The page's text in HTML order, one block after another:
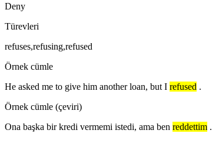
Deny
Türevleri
refuses,refusing,refused
Örnek cümle
He asked me to give him another loan, but I refused .
Örnek cümle (çeviri)
Ona başka bir kredi vermemi istedi, ama ben reddettim .